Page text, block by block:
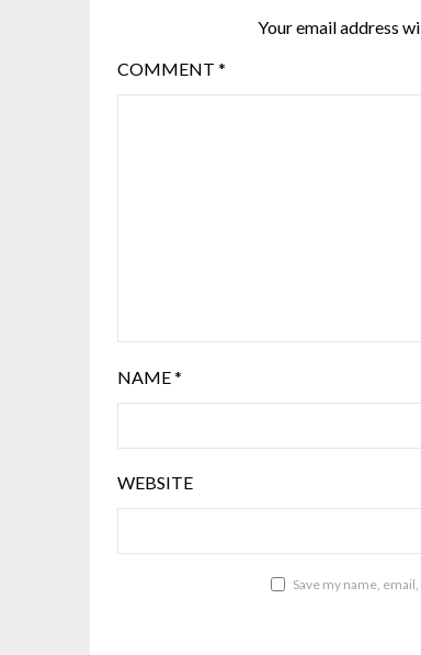
Your email address
COMMENT *
NAME*
WEBSITE
Save my name,